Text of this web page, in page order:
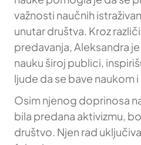
važnosti naučnih
unutar društva. Kroz
predavanja, Aleksandra
nauku široj publici,
ljude da se bave naukom i
Osim njenog doprinosa
bila predana aktivizmu,
društvo. Njen rad